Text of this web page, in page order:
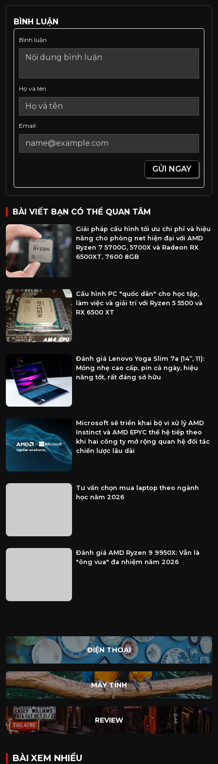
BÌNH LUẬN
Bình luận
Họ và tên
Email:
GỬI NGAY
BÀI VIẾT BẠN CÓ THỂ QUAN TÂM
Giải pháp cấu hình tối ưu chi phí và hiệu
năng cho phòng net hiện đại với AMD
Ryzen 7 5700G, 5700X và Radeon RX
6500XT, 7600 8GB
Cấu hình PC "quốc dân" cho học tập,
làm việc và giải trí với Ryzen 5 5500 và
RX 6500 XT
Đánh giá Lenovo Yoga Slim 7a (14”, 11):
Mỏng nhẹ cao cấp, pin cả ngày, hiệu
năng tốt, rất đáng sở hữu
Microsoft sẽ triển khai bộ vi xử lý AMD
Instinct và AMD EPYC thế hệ tiếp theo
khi hai công ty mở rộng quan hệ đối tác
chiến lược lâu dài
Tư vấn chọn mua laptop theo ngành
học năm 2026
Đánh giá AMD Ryzen 9 9950X: Vẫn là
"ông vua" đa nhiệm năm 2026
ĐIỆN THOẠI
MÁY TÍNH
REVIEW
BÀI XEM NHIỀU